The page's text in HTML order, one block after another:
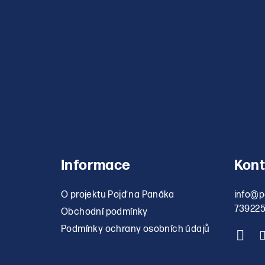
Informace
O projektu Pojď na Panáka
Obchodní podmínky
Podmínky ochrany osobních údajů
info@